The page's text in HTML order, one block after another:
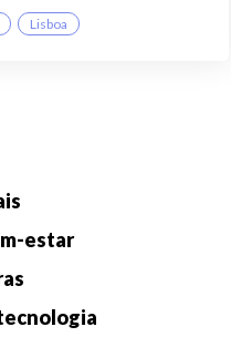
Lisboa
estar